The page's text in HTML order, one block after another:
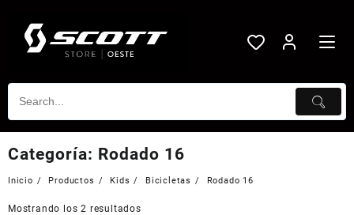
contenido
Categoría: Rodado 16
Inicio Productos Kids Bicicletas Rodado 16
Mostrando los 2 resultados